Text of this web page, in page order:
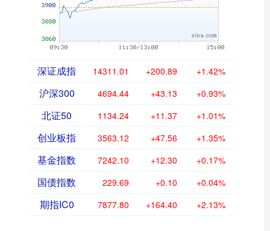
深证成指 14311.01 +200.89 +1.42%
沪深300 4694.44 +43.13 +0.93%
北证50 1134.24 +11.37 +1.01%
创业板指 3563.12 +47.56 +1.35%
基金指数 7242.10 +12.30 +0.17%
国债指数 229.69 +0.10 +0.04%
期指IC0 7877.80 +164.40 +2.13%